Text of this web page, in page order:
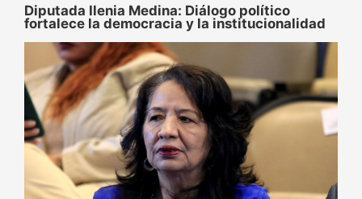
Diputada Ilenia Medina: Diálogo político
fortalece la democracia y la institucionalidad